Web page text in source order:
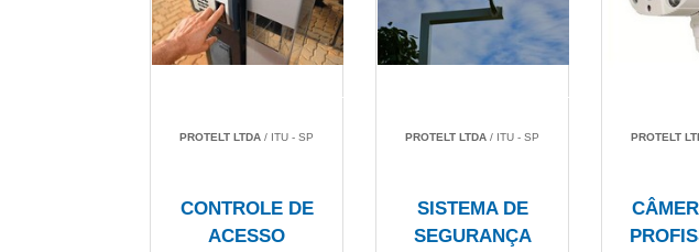
PROTELT LTDA / ITU - SP
CONTROLE DE
ACESSO
PROTELT LTDA / ITU - SP
SISTEMA DE
SEGURANÇA
PROTELT